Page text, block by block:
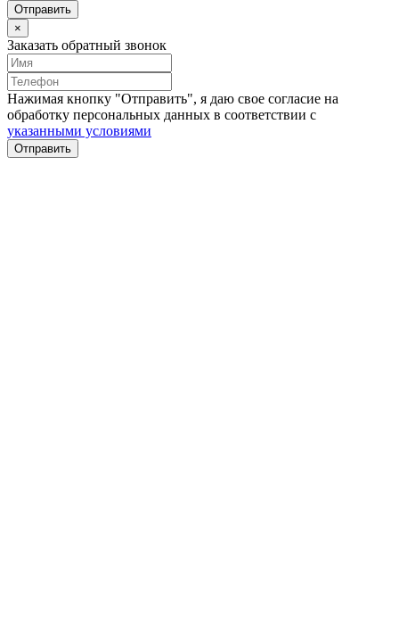
Отправить
×
Заказать обратный звонок
Нажимая кнопку "Отправить", я даю свое согласие на
обработку персональных данных в соответствии с
указанными условиями
Отправить